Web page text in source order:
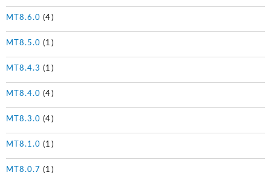
MT8.6.0 (4)
MT8.5.0 (1)
MT8.4.3 (1)
MT8.4.0 (4)
MT8.3.0 (4)
MT8.1.0 (1)
MT8.0.7 (1)